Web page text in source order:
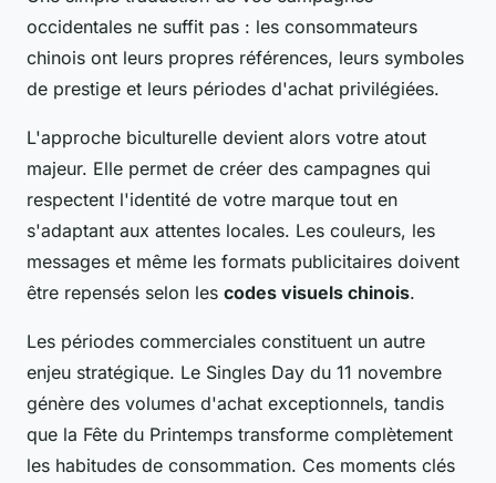
occidentales ne suffit pas : les consommateurs
chinois ont leurs propres références, leurs symboles
de prestige et leurs périodes d'achat privilégiées.
L'approche biculturelle devient alors votre atout
majeur. Elle permet de créer des campagnes qui
respectent l'identité de votre marque tout en
s'adaptant aux attentes locales. Les couleurs, les
messages et même les formats publicitaires doivent
être repensés selon les codes visuels chinois.
Les périodes commerciales constituent un autre
enjeu stratégique. Le Singles Day du 11 novembre
génère des volumes d'achat exceptionnels, tandis
que la Fête du Printemps transforme complètement
les habitudes de consommation. Ces moments clés